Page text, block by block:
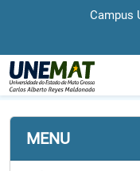
Campus
Página Inicial
MENU